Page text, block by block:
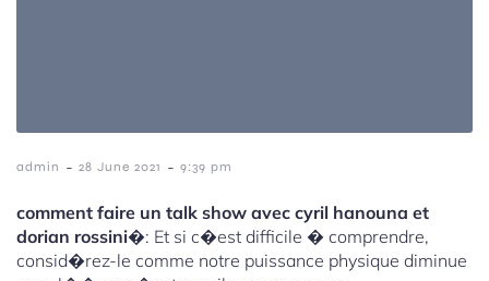
admin - 28 June 2021 - 9:39 pm
comment faire un talk show avec cyril hanouna et
dorian rossini�: Et si c�est difficile � comprendre,
consid�rez-le comme notre puissance physique diminue